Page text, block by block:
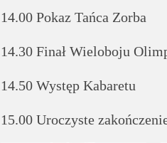
14.00 Pokaz Tańca Zorba
14.30 Finał Wieloboju
14.50 Występ Kabaretu
15.00 Uroczyste